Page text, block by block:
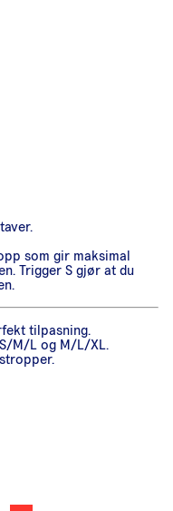
som gir maksimal
Trigger S gjør at du
tilpasning.
M/L og M/L/XL.